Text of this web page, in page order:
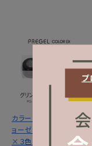
カラーＥＸ／グリントジ
ョーゼットシリーズ３ｇ
×３色セット